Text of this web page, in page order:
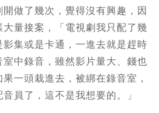
做了幾次，覺得沒有興趣，因
量接案，「電視劇我只配了幾
集或是卡通，一進去就是趕時
中錄音，雖然影片量大、錢也
一頭栽進去，被綁在錄音室，
員了，這不是我想要的。」